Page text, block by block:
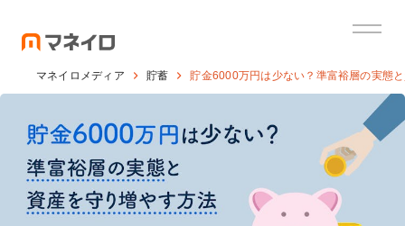
マネイロメディア 貯蓄 貯金6000万円は少ない？準富裕層の実態